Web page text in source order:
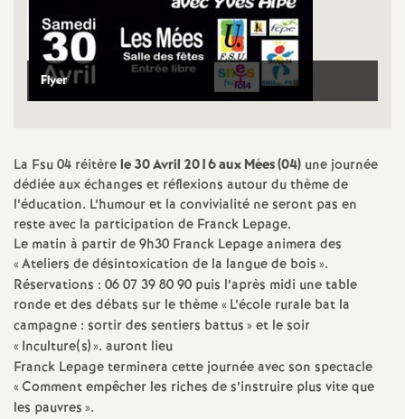
e
m
e
n
t
s
d
e
S
Flyer
La Fsu 04 réitèrele 30 Avril 2016 aux Mées (04) une journée
dédiée aux échanges et réflexions autour du thème de
l’éducation. L’humour et la convivialité ne seront pas en
reste avec la participation de Franck Lepage.
Le matin à partir de 9h30 Franck Lepage animera des
«Ateliers de désintoxication de la langue de bois».
Réservations : 06 07 39 80 90 puis l’après midi une table
ronde et des débats sur le thème «L’école rurale bat la
campagne : sortir des sentiers battus» et le soir
«Inculture(s)». auront lieu
Franck Lepage terminera cette journée avec son spectacle
«Comment empêcher les riches de s’instruire plus vite que
les pauvres».